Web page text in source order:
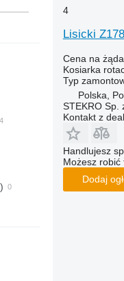
4
Lisicki Z178
Cena na
Kosiarka
Typ
Polska,
STEKRO Sp.
Kontakt z
Handlujesz
Możesz robić
Dodaj